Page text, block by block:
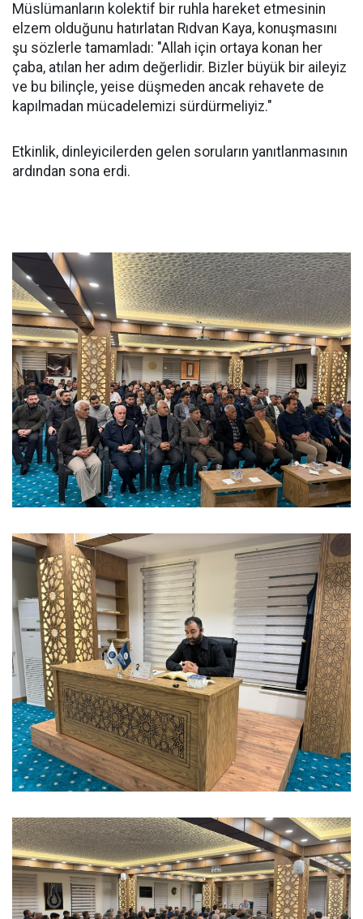
Müslümanların kolektif bir ruhla hareket etmesinin
elzem olduğunu hatırlatan Rıdvan Kaya, konuşmasını
şu sözlerle tamamladı: "Allah için ortaya konan her
çaba, atılan her adım değerlidir. Bizler büyük bir aileyiz
ve bu bilinçle, yeise düşmeden ancak rehavete de
kapılmadan mücadelemizi sürdürmeliyiz."
Etkinlik, dinleyicilerden gelen soruların yanıtlanmasının
ardından sona erdi.